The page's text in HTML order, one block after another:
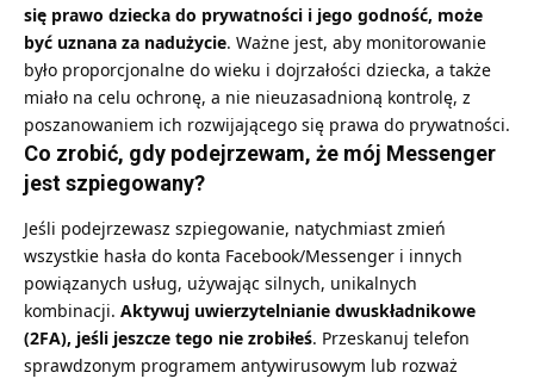
się prawo dziecka do prywatności i jego godność, może
być uznana za nadużycie. Ważne jest, aby monitorowanie
było proporcjonalne do wieku i dojrzałości dziecka, a także
miało na celu ochronę, a nie nieuzasadnioną kontrolę, z
poszanowaniem ich rozwijającego się prawa do prywatności.
Co zrobić, gdy podejrzewam, że mój Messenger
jest szpiegowany?
Jeśli podejrzewasz szpiegowanie, natychmiast zmień
wszystkie hasła do konta Facebook/Messenger i innych
powiązanych usług, używając silnych, unikalnych
kombinacji. Aktywuj uwierzytelnianie dwuskładnikowe
(2FA), jeśli jeszcze tego nie zrobiłeś. Przeskanuj telefon
sprawdzonym programem antywirusowym lub rozważ